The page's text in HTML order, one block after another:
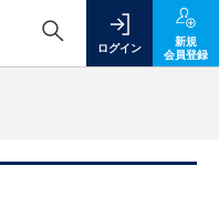
ログイン
新規
会員登録